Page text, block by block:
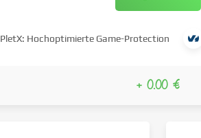
PletX: Hochoptimierte Game-Protection
+ 0.00 €